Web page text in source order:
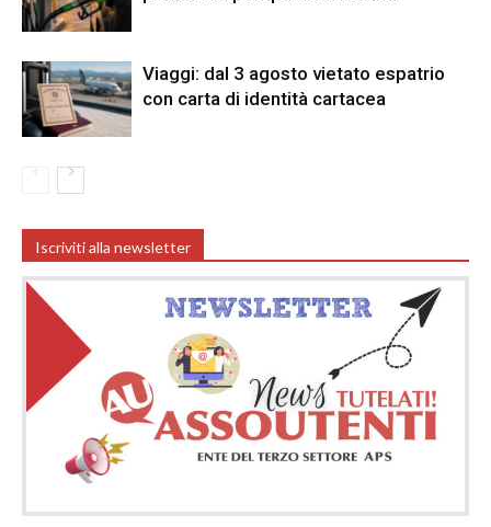
Viaggi: dal 3 agosto vietato espatrio
con carta di identità cartacea
Iscriviti alla newsletter